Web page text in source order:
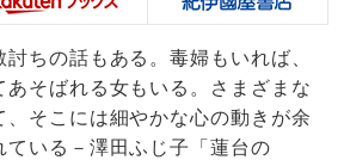
ちの話もある。毒婦もいれば、
あそばれる女もいる。さまざまな
そこには細やかな心の動きが余
いる－澤田ふじ子「蓮台の